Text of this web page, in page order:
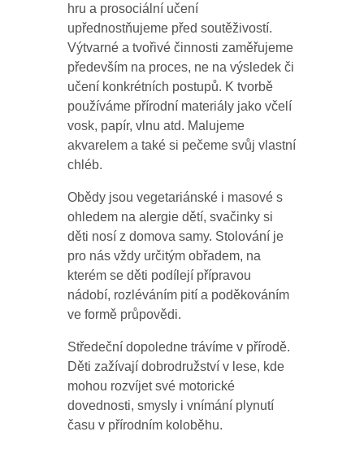
hru a prosociální učení
upřednostňujeme před soutěživostí.
Výtvarné a tvořivé činnosti zaměřujeme
především na proces, ne na výsledek či
učení konkrétních postupů. K tvorbě
používáme přírodní materiály jako včelí
vosk, papír, vlnu atd. Malujeme
akvarelem a také si pečeme svůj vlastní
chléb.
Obědy jsou vegetariánské i masové s
ohledem na alergie dětí, svačinky si
děti nosí z domova samy. Stolování je
pro nás vždy určitým obřadem, na
kterém se děti podílejí přípravou
nádobí, rozléváním pití a poděkováním
ve formě průpovědi.
Středeční dopoledne trávíme v přírodě.
Děti zažívají dobrodružství v lese, kde
mohou rozvíjet své motorické
dovednosti, smysly i vnímání plynutí
času v přírodním koloběhu.